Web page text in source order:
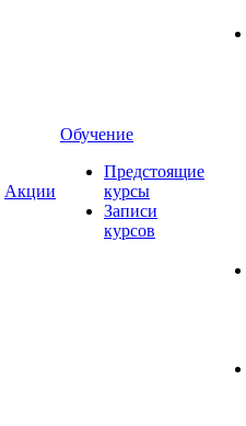
Акции
Обучение
Предстоящие
курсы
Записи
курсов